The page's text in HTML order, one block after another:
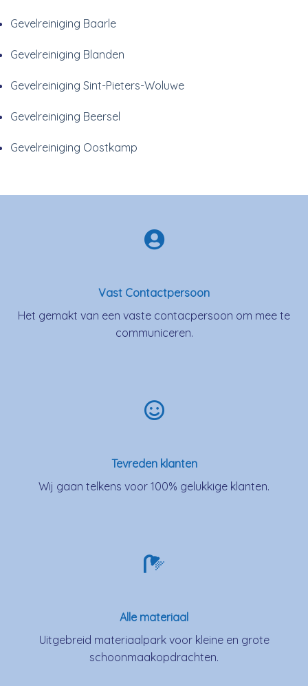
Gevelreiniging Baarle
Gevelreiniging Blanden
Gevelreiniging Sint-Pieters-Woluwe
Gevelreiniging Beersel
Gevelreiniging Oostkamp
Vast Contactpersoon
Het gemakt van een vaste contacpersoon om mee te
communiceren.
Tevreden klanten
Wij gaan telkens voor 100% gelukkige klanten.
Alle materiaal
Uitgebreid materiaalpark voor kleine en grote
schoonmaakopdrachten.